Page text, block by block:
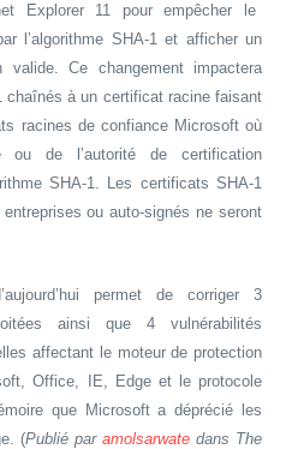
Explorer 11 pour empêcher le
l’algorithme SHA-1 et afficher un
Ce changement impactera
à un certificat racine faisant
racines de confiance Microsoft où
ou de l’autorité de certification
SHA-1. Les certificats SHA-1
ou auto-signés ne seront
permet de corriger 3
ainsi que 4 vulnérabilités
affectant le moteur de protection
Office, IE, Edge et le protocole
que Microsoft a déprécié les
(Publié paramolsarwate dans The